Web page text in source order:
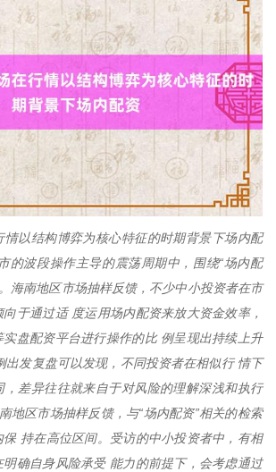
情以结构博弈为核心特征的时期背景下场内配
的波段操作主导的震荡周期中，围绕“场内配
海南地区市场抽样反馈，不少中小投资者在市
于通过适 度运用场内配资来放大资金效率，
盘配资平台进行操作的比 例呈现出持续上升
出发复盘可以发现，不同投资者在相似行 情下
，差异往往就来自于对风险的理解深浅和执行
地区市场抽样反馈，与“场内配资”相关的检索
保 持在高位区间。受访的中小投资者中，有相
明确自身风险承受 能力的前提下，会考虑通过